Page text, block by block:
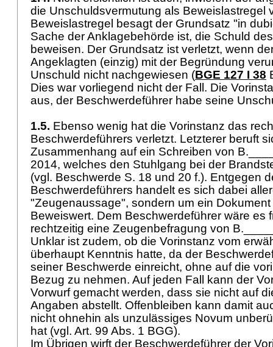
die Unschuldsvermutung als Beweislastregel
Beweislastregel besagt der Grundsatz "in
Sache der Anklagebehörde ist, die Schuld
beweisen. Der Grundsatz ist verletzt, wenn
Angeklagten (einzig) mit der Begründung
Unschuld nicht nachgewiesen (BGE 127 I 38
Dies war vorliegend nicht der Fall. Die
aus, der Beschwerdeführer habe seine
1.5. Ebenso wenig hat die Vorinstanz das
Beschwerdeführers verletzt. Letzterer beruft
Zusammenhang auf ein Schreiben von
2014, welches den Stuhlgang bei der
(vgl. Beschwerde S. 18 und 20 f.). Entgegen
Beschwerdeführers handelt es sich dabei
"Zeugenaussage", sondern um ein
Beweiswert. Dem Beschwerdeführer wäre es
rechtzeitig eine Zeugenbefragung von
Unklar ist zudem, ob die Vorinstanz vom
überhaupt Kenntnis hatte, da der
seiner Beschwerde einreicht, ohne auf die
Bezug zu nehmen. Auf jeden Fall kann der
Vorwurf gemacht werden, dass sie nicht auf
Angaben abstellt. Offenbleiben kann damit
nicht ohnehin als unzulässiges Novum
hat (vgl. Art. 99 Abs. 1 BGG).
Im Übrigen wirft der Beschwerdeführer der